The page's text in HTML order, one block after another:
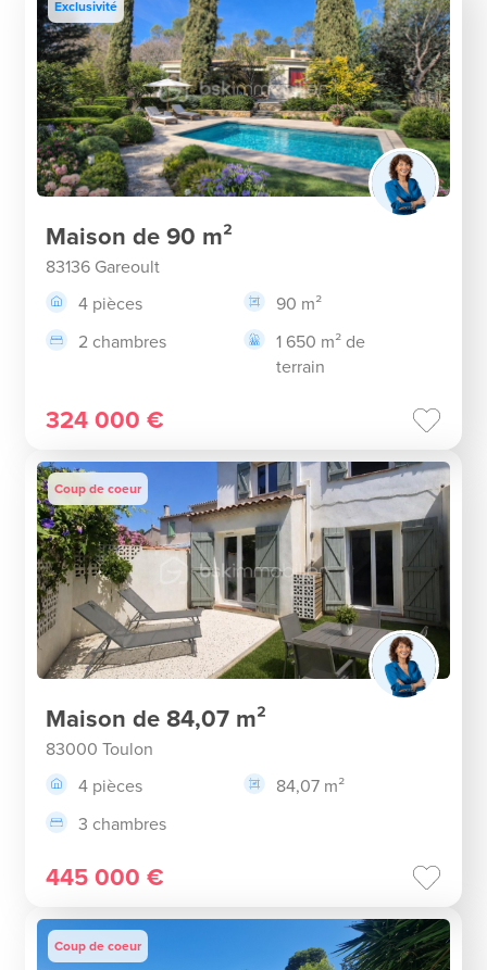
Exclusivité
Maison de 90 m²
83136 Gareoult
4 pièces
90 m²
2 chambres
1 650 m² de
terrain
324 000 €
Coup de coeur
Maison de 84,07 m²
83000 Toulon
4 pièces
84,07 m²
3 chambres
445 000 €
Coup de coeur